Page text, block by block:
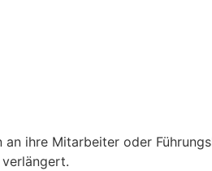
ihre Mitarbeiter oder